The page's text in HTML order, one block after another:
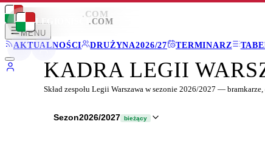
LEGIONISCI .COM
MENU
AKTUALNOŚCI
DRUŻYNA2026/27 TERMINARZ
LEGIONISCI .COM
KADRA LEGII
Skład zespołu Legii Warszawa w sezonie 2026/2027 — bramkarze,
Sezon2026/2027 bieżący